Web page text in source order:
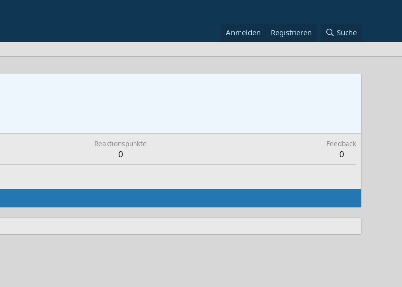
Anmelden Registrieren Suche
Reaktionspunkte
0
Feedback
0